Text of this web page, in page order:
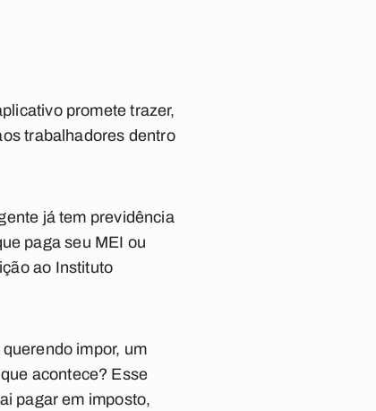
promete trazer,
trabalhadores dentro
já tem previdência
paga seu MEI ou
ao Instituto
impor, um
acontece? Esse
pagar em imposto,